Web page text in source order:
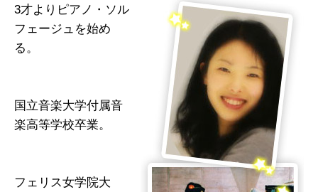
3才よりピアノ・ソル
フェージュを始め
る。
国立音楽大学付属音
楽高等学校卒業。
フェリス女学院大